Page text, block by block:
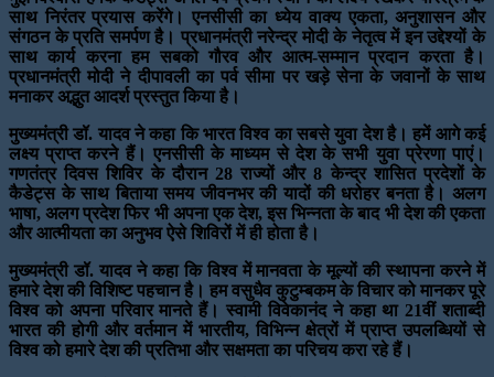
साथ निरंतर प्रयास करेंगे। एनसीसी का ध्येय वाक्य एकता, अनुशासन और
संगठन के प्रति समर्पण है। प्रधानमंत्री नरेन्द्र मोदी के नेतृत्व में इन उद्देश्यों के
साथ कार्य करना हम सबको गौरव और आत्म-सम्मान प्रदान करता है।
प्रधानमंत्री मोदी ने दीपावली का पर्व सीमा पर खड़े सेना के जवानों के साथ
मनाकर अद्भुत आदर्श प्रस्तुत किया है।
मुख्यमंत्री डॉ. यादव ने कहा कि भारत विश्व का सबसे युवा देश है। हमें आगे कई
लक्ष्य प्राप्त करने हैं। एनसीसी के माध्यम से देश के सभी युवा प्रेरणा पाएं।
गणतंत्र दिवस शिविर के दौरान 28 राज्यों और 8 केन्द्र शासित प्रदेशों के
कैडेट्स के साथ बिताया समय जीवनभर की यादों की धरोहर बनता है। अलग
भाषा, अलग प्रदेश फिर भी अपना एक देश, इस भिन्नता के बाद भी देश की एकता
और आत्मीयता का अनुभव ऐसे शिविरों में ही होता है।
मुख्यमंत्री डॉ. यादव ने कहा कि विश्व में मानवता के मूल्यों की स्थापना करने में
हमारे देश की विशिष्ट पहचान है। हम वसुधैव कुटुम्बकम के विचार को मानकर पूरे
विश्व को अपना परिवार मानते हैं। स्वामी विवेकानंद ने कहा था 21वीं शताब्दी
भारत की होगी और वर्तमान में भारतीय, विभिन्न क्षेत्रों में प्राप्त उपलब्धियों से
विश्व को हमारे देश की प्रतिभा और सक्षमता का परिचय करा रहे हैं।